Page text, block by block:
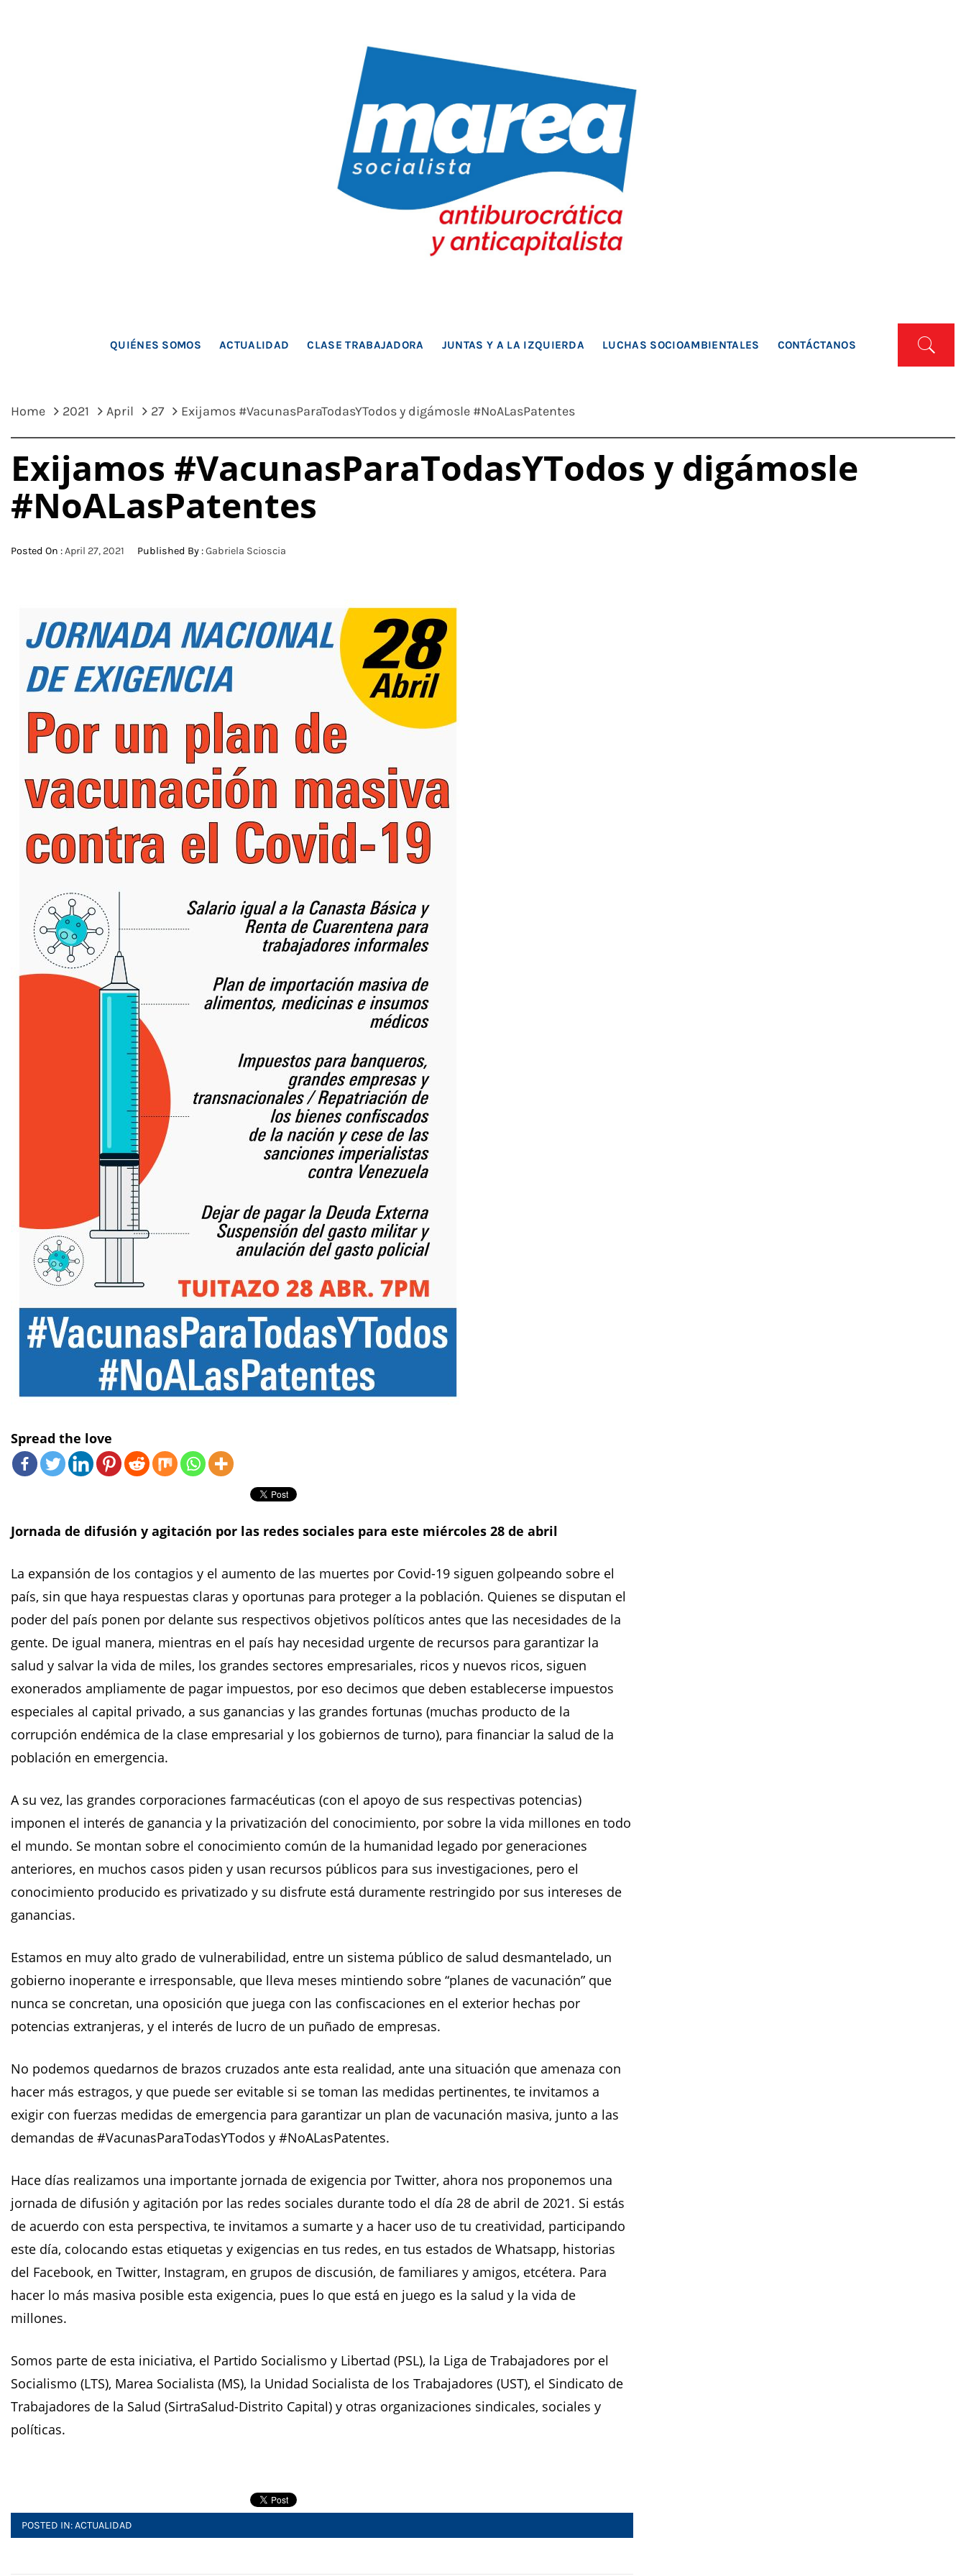
MAREA SOCIALISTA
QUIÉNES SOMOS ACTUALIDAD CLASE TRABAJADORA JUNTAS Y A LA IZQUIERDA LUCHAS SOCIOAMBIENTALES CONTÁCTANOS
Home 2021 April 27 Exijamos #VacunasParaTodasYTodos y digámosle #NoALasPatentes
Exijamos #VacunasParaTodasYTodos y digámosle
#NoALasPatentes
Posted On :April 27, 2021 Published By :Gabriela Scioscia
Spread the love
Jornada de difusión y agitación por las redes sociales para este miércoles 28 de abril
La expansión de los contagios y el aumento de las muertes por Covid-19 siguen golpeando sobre el
país, sin que haya respuestas claras y oportunas para proteger a la población. Quienes se disputan el
poder del país ponen por delante sus respectivos objetivos políticos antes que las necesidades de la
gente. De igual manera, mientras en el país hay necesidad urgente de recursos para garantizar la
salud y salvar la vida de miles, los grandes sectores empresariales, ricos y nuevos ricos, siguen
exonerados ampliamente de pagar impuestos, por eso decimos que deben establecerse impuestos
especiales al capital privado, a sus ganancias y las grandes fortunas (muchas producto de la
corrupción endémica de la clase empresarial y los gobiernos de turno), para financiar la salud de la
población en emergencia.
A su vez, las grandes corporaciones farmacéuticas (con el apoyo de sus respectivas potencias)
imponen el interés de ganancia y la privatización del conocimiento, por sobre la vida millones en todo
el mundo. Se montan sobre el conocimiento común de la humanidad legado por generaciones
anteriores, en muchos casos piden y usan recursos públicos para sus investigaciones, pero el
conocimiento producido es privatizado y su disfrute está duramente restringido por sus intereses de
ganancias.
Estamos en muy alto grado de vulnerabilidad, entre un sistema público de salud desmantelado, un
gobierno inoperante e irresponsable, que lleva meses mintiendo sobre “planes de vacunación” que
nunca se concretan, una oposición que juega con las confiscaciones en el exterior hechas por
potencias extranjeras, y el interés de lucro de un puñado de empresas.
No podemos quedarnos de brazos cruzados ante esta realidad, ante una situación que amenaza con
hacer más estragos, y que puede ser evitable si se toman las medidas pertinentes, te invitamos a
exigir con fuerzas medidas de emergencia para garantizar un plan de vacunación masiva, junto a las
demandas de #VacunasParaTodasYTodos y #NoALasPatentes.
Hace días realizamos una importante jornada de exigencia por Twitter, ahora nos proponemos una
jornada de difusión y agitación por las redes sociales durante todo el día 28 de abril de 2021. Si estás
de acuerdo con esta perspectiva, te invitamos a sumarte y a hacer uso de tu creatividad, participando
este día, colocando estas etiquetas y exigencias en tus redes, en tus estados de Whatsapp, historias
del Facebook, en Twitter, Instagram, en grupos de discusión, de familiares y amigos, etcétera. Para
hacer lo más masiva posible esta exigencia, pues lo que está en juego es la salud y la vida de
millones.
Somos parte de esta iniciativa, el Partido Socialismo y Libertad (PSL), la Liga de Trabajadores por el
Socialismo (LTS), Marea Socialista (MS), la Unidad Socialista de los Trabajadores (UST), el Sindicato de
Trabajadores de la Salud (SirtraSalud-Distrito Capital) y otras organizaciones sindicales, sociales y
políticas.
POSTED IN:ACTUALIDAD